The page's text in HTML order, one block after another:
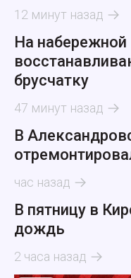
12 минут назад
На набережной
брусчатку
47 минут назад
В
час назад
В пятницу в
дождь
2 часа назад